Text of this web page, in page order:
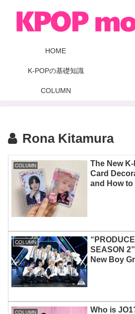
HOME
K-POPの基礎知識
COLUMN
Rona Kitamura
COLUMN
The New
Card
and How to
COLUMN
SEASON
New Boy
COLUMN
Who is